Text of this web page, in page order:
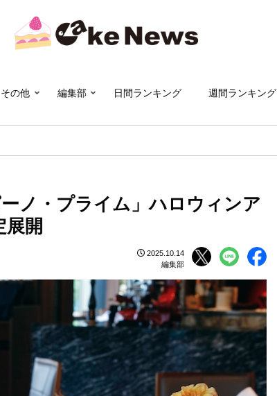
その他 編集部 日間ランキング 週間ランキング
ノ・プライム」ハロウィンア
開
2025.10.14
編集部